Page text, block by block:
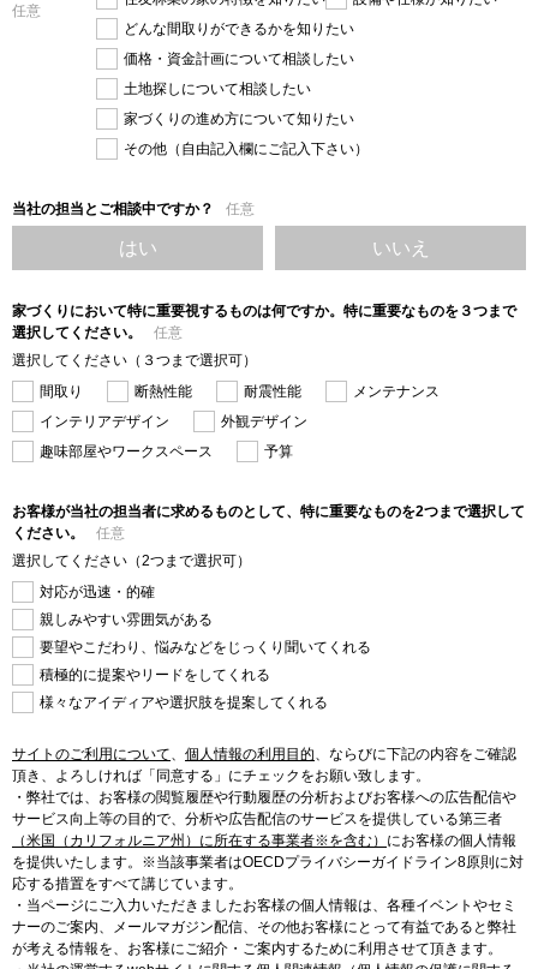
任意
どんな間取りができるかを知りたい
価格・資金計画について相談したい
土地探しについて相談したい
家づくりの進め方について知りたい
その他（自由記入欄にご記入下さい）
当社の担当とご相談中ですか？ 任意
はい いいえ
家づくりにおいて特に重要視するものは何ですか。特に重要なものを３つまで
選択してください。
任意
選択してください（３つまで選択可）
間取り
断熱性能 耐震性能
メンテナンス
インテリアデザイン
外観デザイン
趣味部屋やワークスペース
予算
お客様が当社の担当者に求めるものとして、特に重要なものを2つまで選択して
ください。
任意
選択してください（2つまで選択可）
対応が迅速・的確
親しみやすい雰囲気がある
要望やこだわり、悩みなどをじっくり聞いてくれる
積極的に提案やリードをしてくれる
様々なアイディアや選択肢を提案してくれる
サイトのご利用について、 個人情報の利用目的、 ならびに下記の内容をご確認
頂き、よろしければ「同意する」にチェックをお願い致します。
・弊社では、お客様の閲覧履歴や行動履歴の分析およびお客様への広告配信や
サービス向上等の目的で、分析や広告配信のサービスを提供している第三者
（米国（カリフォルニア州）に所在する事業者※を含む） にお客様の個人情報
を提供いたします。※当該事業者はOECDプライバシーガイドライン8原則に対
応する措置をすべて講じています。
・当ページにご入力いただきましたお客様の個人情報は、各種イベントやセミ
ナーのご案内、メールマガジン配信、その他お客様にとって有益であると弊社
が考える情報を、お客様にご紹介・ご案内するために利用させて頂きます。